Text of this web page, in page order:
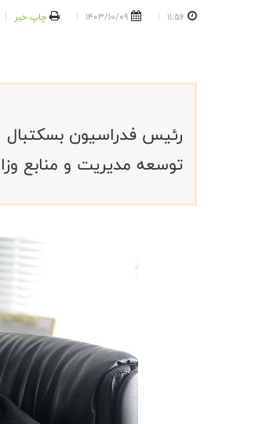
11:56
1403/10/09 چاپ خبر
رئیس فدراسیون
توسعه مدیریت و منابع